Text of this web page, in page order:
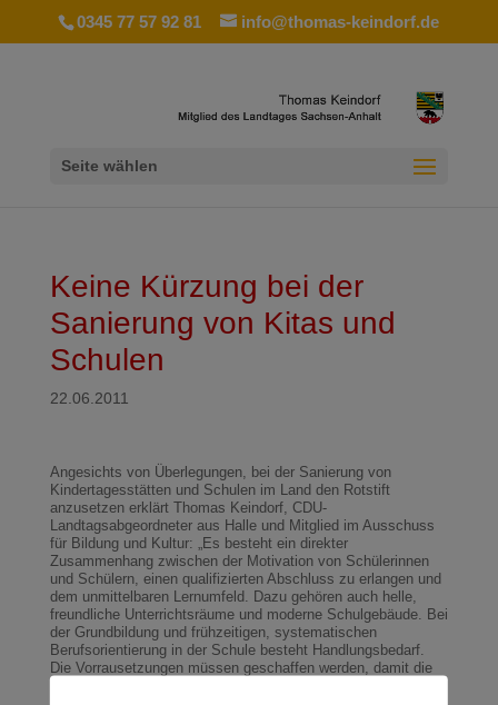
0345 77 57 92 81 info@thomas-keindorf.de
Seite wählen
Keine Kürzung bei der
Sanierung von Kitas und
Schulen
22.06.2011
Angesichts von Überlegungen, bei der Sanierung von
Kindertagesstätten und Schulen im Land den Rotstift
anzusetzen erklärt Thomas Keindorf, CDU-
Landtagsabgeordneter aus Halle und Mitglied im Ausschuss
für Bildung und Kultur: „Es besteht ein direkter
Zusammenhang zwischen der Motivation von Schülerinnen
und Schülern, einen qualifizierten Abschluss zu erlangen und
dem unmittelbaren Lernumfeld. Dazu gehören auch helle,
freundliche Unterrichtsräume und moderne Schulgebäude. Bei
der Grundbildung und frühzeitigen, systematischen
Berufsorientierung in der Schule besteht Handlungsbedarf.
Die Vorrausetzungen müssen geschaffen werden, damit die